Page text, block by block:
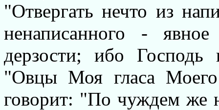
"Отвергать нечто из
ненаписанного -
дерзости; ибо
"Овцы Моя гласа
говорит: "По чуждем же